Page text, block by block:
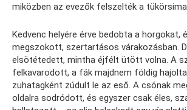
miközben az evezők felszelték a
Kedvenc helyére érve bedobta a horgokat,
megszokott, szertartásos várakozásban.
elsötétedett, mintha éjfélt ütött volna. A
felkavarodott, a fák majdnem földig
zuhatagként zúdult le az eső. A csónak
oldalra sodródott, és egyszer csak éles,